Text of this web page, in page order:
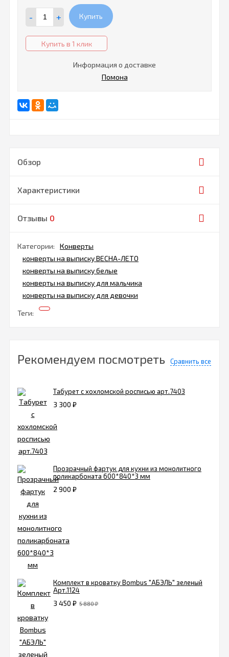
- + Купить
Купить в 1 клик
Информация о доставке
Помона
Обзор
Характеристики
Отзывы 0
Категории:
Конверты
конверты на выписку ВЕСНА-ЛЕТО
конверты на выписку белые
конверты на выписку для мальчика
конверты на выписку для девочки
Теги:
Рекомендуем посмотреть Сравнить все
Табурет с хохломской росписью арт.7403
3 300 ₽
Прозрачный фартук для кухни из монолитного
поликарбоната 600*840*3 мм
2 900 ₽
Комплект в кроватку Bombus "АБЭЛЬ" зеленый
Арт.1124
3 450 ₽ 5 880₽